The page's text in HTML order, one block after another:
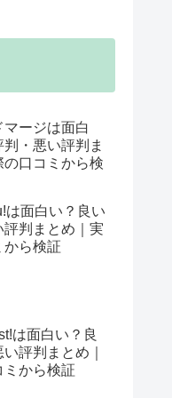
ージは面白
・悪い評判ま
の口コミから検
は面白い？良い
評判まとめ｜実
から検証
は面白い？良
評判まとめ｜
ミから検証